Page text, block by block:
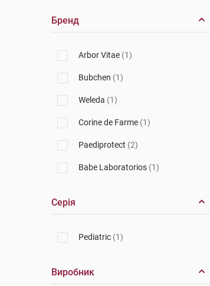
Бренд
Arbor Vitae (1)
Bubchen (1)
Weleda (1)
Corine de Farme (1)
Paediprotect (2)
Babe Laboratorios (1)
Серія
Pediatric (1)
Виробник